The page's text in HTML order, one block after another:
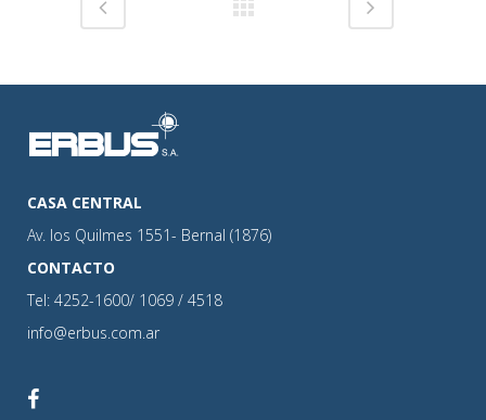
CASA CENTRAL
Av. los Quilmes 1551- Bernal (1876)
CONTACTO
Tel: 4252-1600/ 1069 / 4518
info@erbus.com.ar